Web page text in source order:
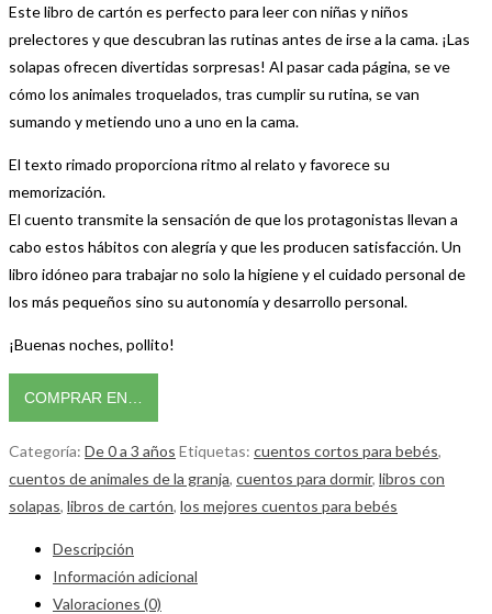
Este libro de cartón es perfecto para leer con niñas y niños
prelectores y que descubran las rutinas antes de irse a la cama. ¡Las
solapas ofrecen divertidas sorpresas! Al pasar cada página, se ve
cómo los animales troquelados, tras cumplir su rutina, se van
sumando y metiendo uno a uno en la cama.
El texto rimado proporciona ritmo al relato y favorece su
memorización.
El cuento transmite la sensación de que los protagonistas llevan a
cabo estos hábitos con alegría y que les producen satisfacción. Un
libro idóneo para trabajar no solo la higiene y el cuidado personal de
los más pequeños sino su autonomía y desarrollo personal.
¡Buenas noches, pollito!
COMPRAR EN…
Categoría: De 0 a 3 años Etiquetas: cuentos cortos para bebés,
cuentos de animales de la granja, cuentos para dormir, libros con
solapas, libros de cartón, los mejores cuentos para bebés
Descripción
Información adicional
Valoraciones (0)